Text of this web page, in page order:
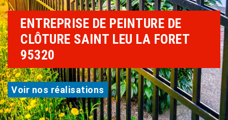
ENTREPRISE DE PEINTURE DE
CLÔTURE SAINT LEU LA FORET
95320
Voir nos réalisations